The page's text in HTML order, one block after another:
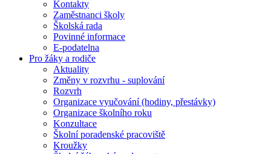
Kontakty
Zaměstnanci školy
Školská rada
Povinné informace
E-podatelna
Pro žáky a rodiče
Aktuality
Změny v rozvrhu - suplování
Rozvrh
Organizace vyučování (hodiny, přestávky)
Organizace školního roku
Konzultace
Školní poradenské pracoviště
Kroužky